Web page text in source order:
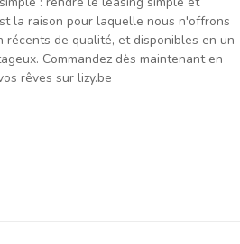
la raison pour laquelle nous n'offrons
récents de qualité, et disponibles en un
Commandez dès maintenant en
rêves sur lizy.be